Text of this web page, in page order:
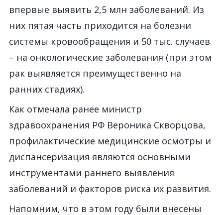
впервые выявить 2,5 млн заболеваний. Из
них пятая часть приходится на болезни
системы кровообращения и 50 тыс. случаев
– на онкологические заболевания (при этом
рак выявляется преимущественно на
ранних стадиях).
Как отмечала ранее министр
здравоохранения РФ Вероника Скворцова,
профилактические медицинские осмотры и
диспансеризация являются основными
инструментами раннего выявления
заболеваний и факторов риска их развития.
Напомним, что в этом году были внесены